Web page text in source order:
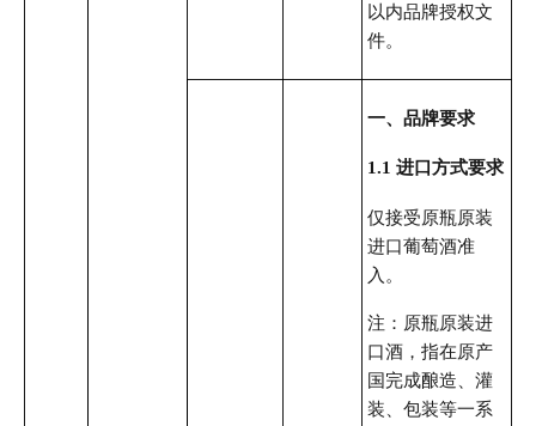
以内品牌授权文
件。
一、品牌要求
1.1 进口方式要求
仅接受原瓶原装
进口葡萄酒准
入。
注：原瓶原装进
口酒，指在原产
国完成酿造、灌
装、包装等一系